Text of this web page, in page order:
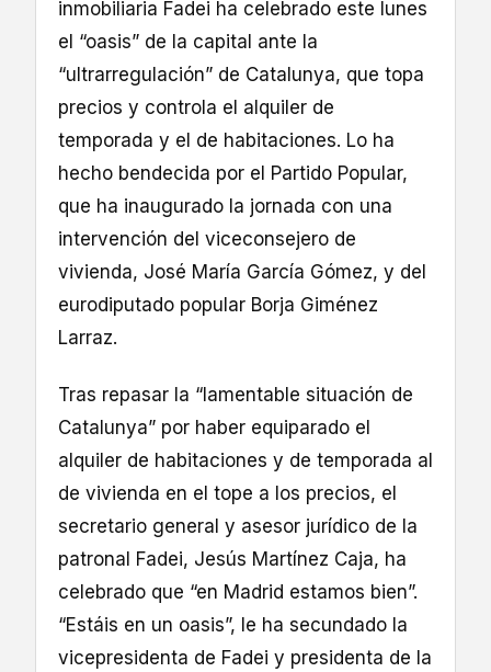
inmobiliaria Fadei ha celebrado este lunes
el “oasis” de la capital ante la
“ultrarregulación” de Catalunya, que topa
precios y controla el alquiler de
temporada y el de habitaciones. Lo ha
hecho bendecida por el Partido Popular,
que ha inaugurado la jornada con una
intervención del viceconsejero de
vivienda, José María García Gómez, y del
eurodiputado popular Borja Giménez
Larraz.
Tras repasar la “lamentable situación de
Catalunya” por haber equiparado el
alquiler de habitaciones y de temporada al
de vivienda en el tope a los precios, el
secretario general y asesor jurídico de la
patronal Fadei, Jesús Martínez Caja, ha
celebrado que “en Madrid estamos bien”.
“Estáis en un oasis”, le ha secundado la
vicepresidenta de Fadei y presidenta de la